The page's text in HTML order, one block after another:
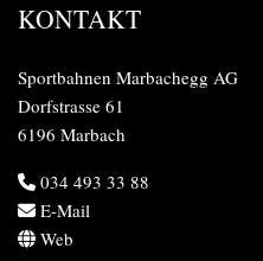
KONTAKT
Sportbahnen Marbachegg AG
Dorfstrasse 61
6196 Marbach
034 493 33 88
E-Mail
Web